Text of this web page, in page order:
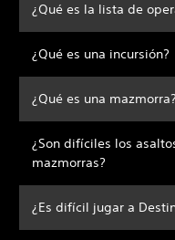
¿Qué es la lista de
¿Qué es una incursión?
¿Qué es una mazmorra?
¿Son difíciles los
mazmorras?
¿Es difícil jugar a